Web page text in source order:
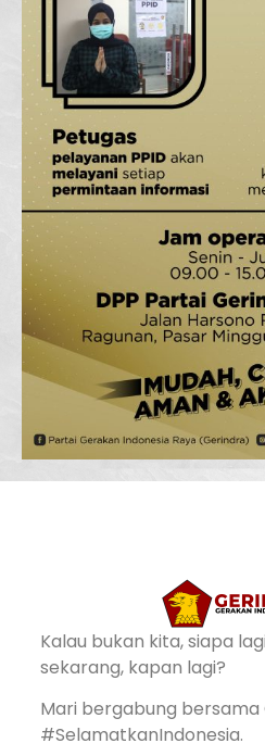
Kalau bukan kita, siapa
sekarang, kapan lagi?
Mari bergabung
#SelamatkanIndonesia.